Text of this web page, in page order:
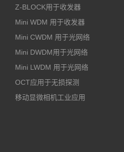
Z-BLOCK用于收发器
Mini WDM 用于收发器
Mini CWDM 用于光网络
Mini DWDM用于光网络
Mini LWDM 用于光网络
OCT应用于无损探测
移动显微相机工业应用